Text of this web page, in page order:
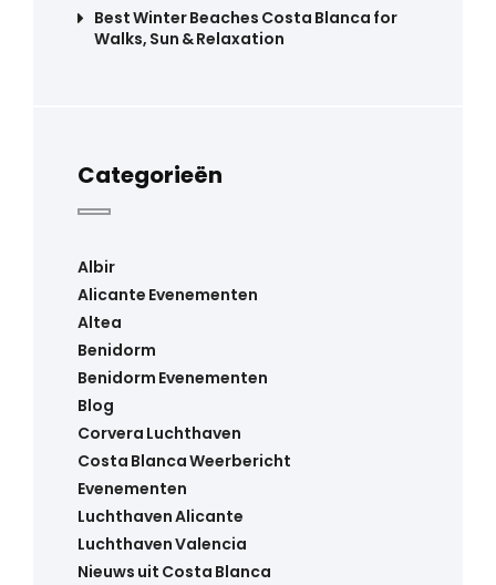
Best Winter Beaches Costa Blanca for
Walks, Sun & Relaxation
Categorieën
Albir
Alicante Evenementen
Altea
Benidorm
Benidorm Evenementen
Blog
Corvera Luchthaven
Costa Blanca Weerbericht
Evenementen
Luchthaven Alicante
Luchthaven Valencia
Nieuws uit Costa Blanca